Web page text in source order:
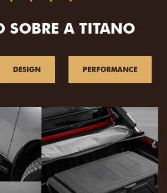
SOBRE A TITANO
DESIGN PERFORMANCE